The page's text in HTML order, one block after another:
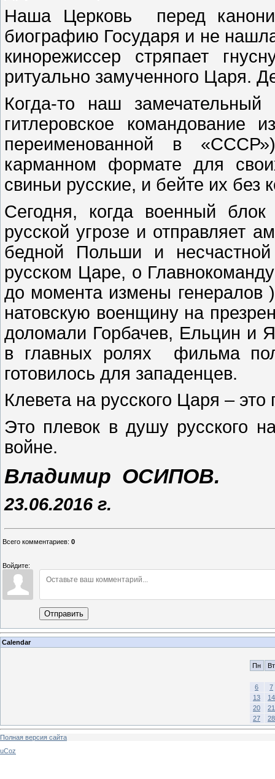
Наша Церковь перед
биографию Государя и не
кинорежиссер стряпает
ритуально замученного Царя.
Когда-то наш
гитлеровское
переименованной в
карманном формате для
свиньи русские, и бейте их без
Сегодня, когда военный
русской угрозе и отправляет
бедной Польши и
русском Царе, о
до момента измены генералов
натовскую военщину на
доломали Горбачев, Ельцин и
в главных ролях фильма
готовилось для западенцев.
Клевета на русского Царя –
Это плевок в душу русского
войне.
Владимир ОСИПОВ.
23.06.2016 г.
Всего комментариев: 0
Войдите:
Отправить
Calendar
Пн Вт
6
7
13
14
20
21
27
28
Полная версия сайта
uCoz